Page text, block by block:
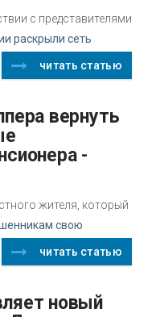
с представителями
раскрыли сеть
читать статью
-
жителя, который
свою
читать статью